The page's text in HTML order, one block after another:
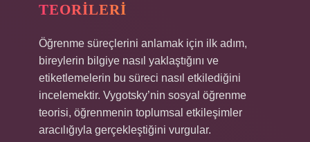
TEORILERI
Öğrenme süreçlerini anlamak için ilk adım,
bireylerin bilgiye nasıl yaklaştığını ve
etiketlemelerin bu süreci nasıl etkilediğini
incelemektir. Vygotsky’nin sosyal öğrenme
teorisi, öğrenmenin toplumsal etkileşimler
aracılığıyla gerçekleştiğini vurgular.